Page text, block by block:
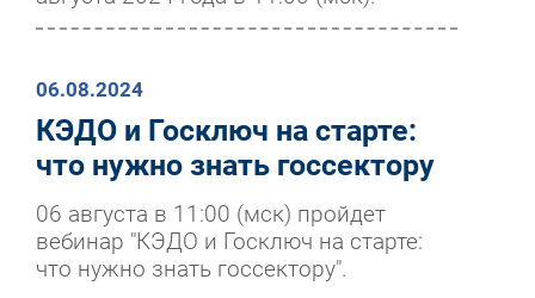
06.08.2024
КЭДО и Госключ на старте:
что нужно знать госсектору
06 августа в 11:00 (мск) пройдет
вебинар "КЭДО и Госключ на старте:
что нужно знать госсектору".